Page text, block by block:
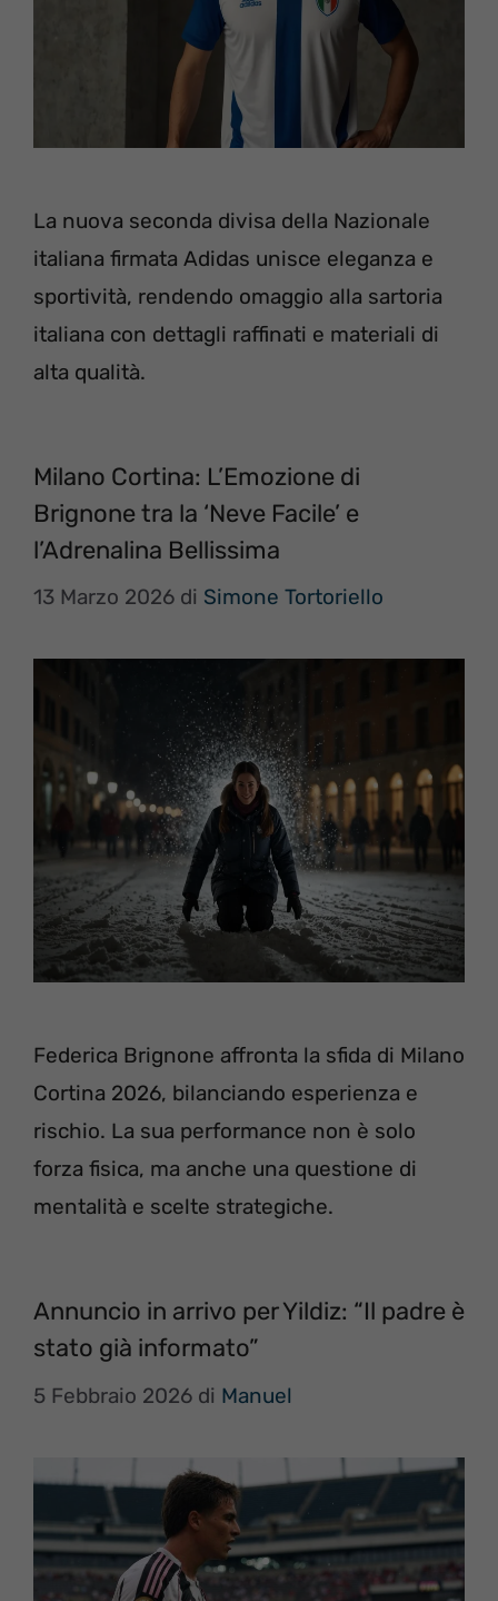
La nuova seconda divisa della Nazionale
italiana firmata Adidas unisce eleganza e
sportività, rendendo omaggio alla sartoria
italiana con dettagli raffinati e materiali di
alta qualità.
Milano Cortina: L’Emozione di
Brignone tra la ‘Neve Facile’ e
l’Adrenalina Bellissima
13 Marzo 2026 di Simone Tortoriello
Federica Brignone affronta la sfida di Milano
Cortina 2026, bilanciando esperienza e
rischio. La sua performance non è solo
forza fisica, ma anche una questione di
mentalità e scelte strategiche.
Annuncio in arrivo per Yildiz: “Il padre è
stato già informato”
5 Febbraio 2026 di Manuel